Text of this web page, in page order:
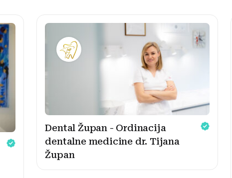
Dental Župan - Ordinacija
dentalne medicine dr. Tijana
Župan